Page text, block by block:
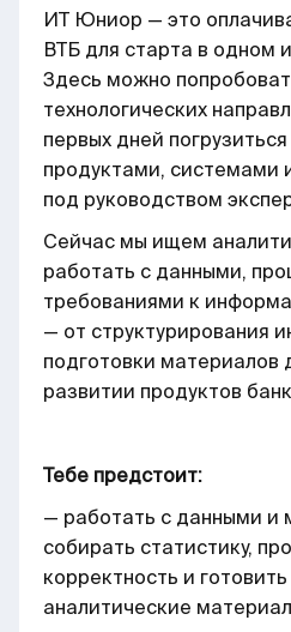
ИТ Юниор — это
ВТБ для старта в одном
Здесь можно
технологических
первых дней
продуктами, системами
под руководством
Сейчас мы ищем
работать с данными,
требованиями к
— от структурирования
подготовки материалов
развитии продуктов
Тебе предстоит:
— работать с данными и
собирать статистику,
корректность и
аналитические